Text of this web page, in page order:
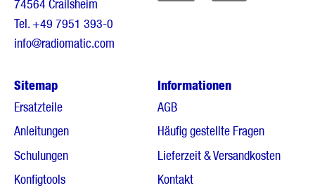
74564 Crailsheim
Tel.+49 7951 393-0
info@radiomatic.com
Sitemap
Ersatzteile
Anleitungen
Schulungen
Konfigtools
Informationen
AGB
Häufig gestellte Fragen
Lieferzeit & Versandkosten
Kontakt